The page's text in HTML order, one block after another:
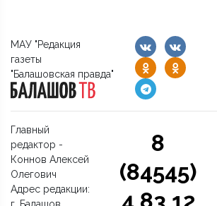
МАУ "Редакция
газеты
"Балашовская правда"
Главный
редактор -
Коннов Алексей
Олегович
Адрес редакции:
8
(84545)